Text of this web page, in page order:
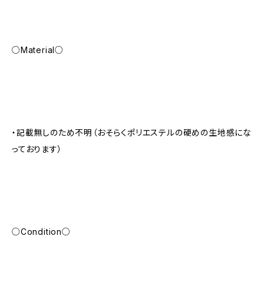
○Material○
・記載無しのため不明（おそらくポリエステルの硬めの生地感にな
っております）
○Condition○